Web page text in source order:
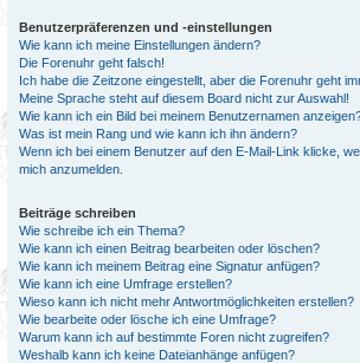
Benutzerpräferenzen und -einstellungen
Wie kann ich meine Einstellungen ändern?
Die Forenuhr geht falsch!
Ich habe die Zeitzone eingestellt, aber die Forenuhr geht
Meine Sprache steht auf diesem Board nicht zur Auswahl!
Wie kann ich ein Bild bei meinem Benutzernamen
Was ist mein Rang und wie kann ich ihn ändern?
Wenn ich bei einem Benutzer auf den E-Mail-Link klicke,
mich anzumelden.
Beiträge schreiben
Wie schreibe ich ein Thema?
Wie kann ich einen Beitrag bearbeiten oder löschen?
Wie kann ich meinem Beitrag eine Signatur anfügen?
Wie kann ich eine Umfrage erstellen?
Wieso kann ich nicht mehr Antwortmöglichkeiten erstellen?
Wie bearbeite oder lösche ich eine Umfrage?
Warum kann ich auf bestimmte Foren nicht zugreifen?
Weshalb kann ich keine Dateianhänge anfügen?